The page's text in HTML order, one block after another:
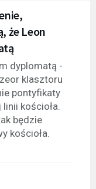
że Leon
dyplomatą -
klasztoru
pontyfikaty
kościoła.
będzie
kościoła.